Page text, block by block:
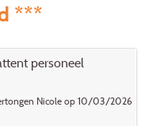
***
personeel
Nicole op 10/03/2026